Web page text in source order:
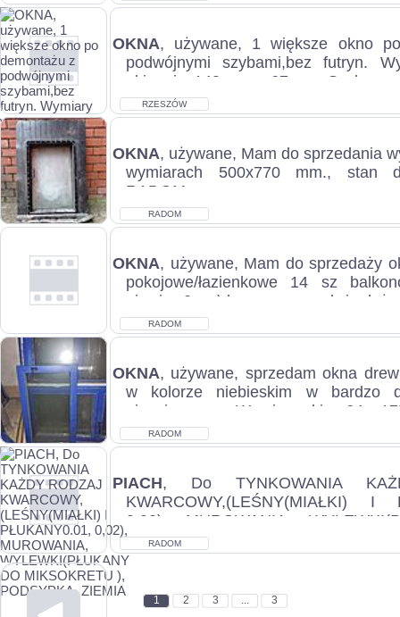
OKNA, używane, 1 większe okno
podwójnymi szybami,bez futryn.
okiennica148 cm x 67 cm .Szyby
x...RZESZÓW
OKNA, używane, Mam do sprzedania
wymiarach 500x770 mm., stan
RADOM...
RADOM
OKNA, używane, Mam do sprzedaży
pokojowe/łazienkowe 14 sz
piwnicy 2 sz ) bez ram oraz dwie
RADOM
OKNA, używane, sprzedam okna
w kolorze niebieskim w bardzo
niezniszczone. Wymiary okien 64 x
RADOM
PIACH, Do TYNKOWANIA
KWARCOWY,(LEŚNY(MIAŁKI) I
0,02), MUROWANIA,
MIKSOKRETU ), PODSYPKA,
RADOM
1 2 3 ... 3